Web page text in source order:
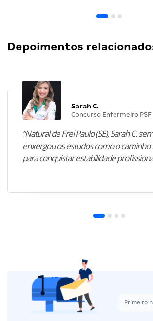
Depoimentos
Sarah C.
Concurso Enfermeiro PSF
“Natural de Frei Paulo (SE), Sarah C.
enxergou os estudos como o caminho
para conquistar estabilidade